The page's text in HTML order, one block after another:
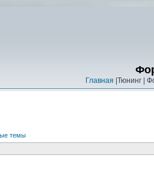
Главная |Тюнинг |
темы